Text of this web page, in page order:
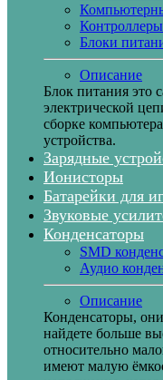
Блоки
Описание
Блок питания это
электрической
сборке
устройства.
Зарядные
Ионисторы
Батарейки для
Звуковые
Конденсаторы
SMD
Аудио
Описание
Конденсаторы,
найдете больше
относительно
имеют малую